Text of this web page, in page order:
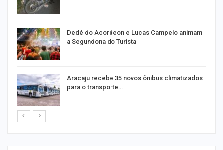
Dedé do Acordeon e Lucas Campelo animam
a Segundona do Turista
Aracaju recebe 35 novos ônibus climatizados
para o transporte…